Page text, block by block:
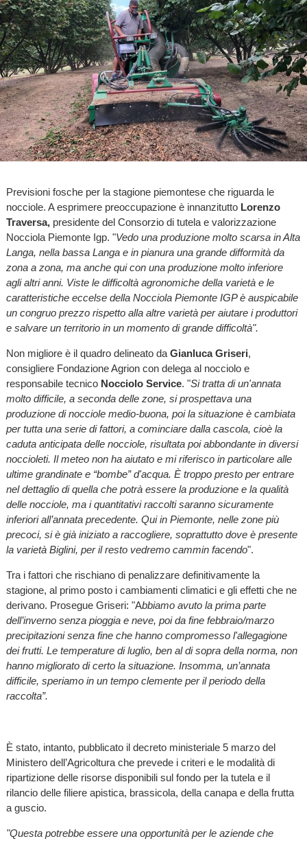
Previsioni fosche per la stagione piemontese che riguarda le
nocciole. A esprimere preoccupazione è innanzitutto Lorenzo
Traversa,presidente del Consorzio di tutela e valorizzazione
Nocciola Piemonte Igp. "Vedo una produzione molto scarsa in Alta
Langa, nella bassa Langa e in pianura una grande difformità da
zona a zona, ma anche qui con una produzione molto inferiore
agli altri anni. Viste le difficoltà agronomiche della varietà e le
caratteristiche eccelse della Nocciola Piemonte IGP è auspicabile
un congruo prezzo rispetto alla altre varietà per aiutare i produttori
e salvare un territorio in un momento di grande difficoltà".
Non migliore è il quadro delineato da Gianluca Griseri,
consigliere Fondazione Agrion con delega al nocciolo e
responsabile tecnico Nocciolo Service. "Si tratta di un'annata
molto difficile, a seconda delle zone, si prospettava una
produzione di nocciole medio-buona, poi la situazione è cambiata
per tutta una serie di fattori, a cominciare dalla cascola, cioè la
caduta anticipata delle nocciole, risultata poi abbondante in diversi
noccioleti. Il meteo non ha aiutato e mi riferisco in particolare alle
ultime grandinate e “bombe” d'acqua. È troppo presto per entrare
nel dettaglio di quella che potrà essere la produzione e la qualità
delle nocciole, ma i quantitativi raccolti saranno sicuramente
inferiori all’annata precedente. Qui in Piemonte, nelle zone più
precoci, si è già iniziato a raccogliere, soprattutto dove è presente
la varietà Biglini, per il resto vedremo cammin facendo".
Tra i fattori che rischiano di penalizzare definitivamente la
stagione, al primo posto i cambiamenti climatici e gli effetti che ne
derivano. Prosegue Griseri: "Abbiamo avuto la prima parte
dell’inverno senza pioggia e neve, poi da fine febbraio/marzo
precipitazioni senza fine che hanno compromesso l'allegagione
dei frutti. Le temperature di luglio, ben al di sopra della norma, non
hanno migliorato di certo la situazione. Insomma, un’annata
difficile, speriamo in un tempo clemente per il periodo della
raccolta”.
È stato, intanto, pubblicato il decreto ministeriale 5 marzo del
Ministero dell’Agricoltura che prevede i criteri e le modalità di
ripartizione delle risorse disponibili sul fondo per la tutela e il
rilancio delle filiere apistica, brassicola, della canapa e della frutta
a guscio.
"Questa potrebbe essere una opportunità per le aziende che